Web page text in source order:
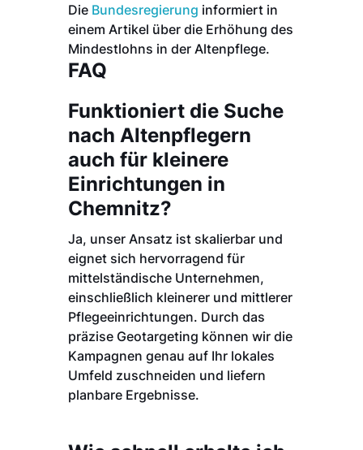
Die Bundesregierung informiert in
einem Artikel über die Erhöhung des
Mindestlohns in der Altenpflege.
FAQ
Funktioniert die Suche
nach Altenpflegern
auch für kleinere
Einrichtungen in
Chemnitz?
Ja, unser Ansatz ist skalierbar und
eignet sich hervorragend für
mittelständische Unternehmen,
einschließlich kleinerer und mittlerer
Pflegeeinrichtungen. Durch das
präzise Geotargeting können wir die
Kampagnen genau auf Ihr lokales
Umfeld zuschneiden und liefern
planbare Ergebnisse.